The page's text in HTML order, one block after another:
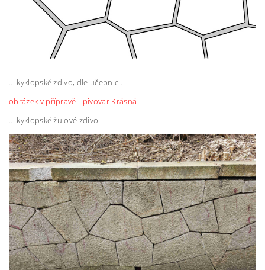
... kyklopské zdivo, dle učebnic..
obrázek v přípravě - pivovar Krásná
... kyklopské žulové zdivo -